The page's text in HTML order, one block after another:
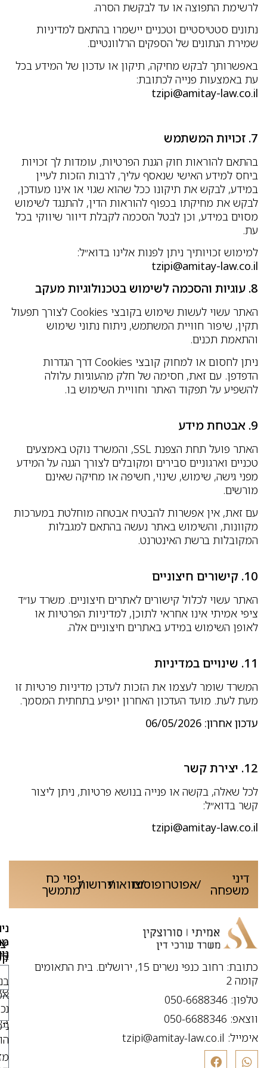
לרשימת התפוצה או עד לבקשת הסרה.
נתונים סטטיסטיים וטכניים יישמרו בהתאם למדיניות
שמירת הנתונים של הספקים הרלוונטיים.
באפשרותך לבקש מחיקה, תיקון או עדכון של המידע בכל
עת באמצעות פנייה לכתובת:
tzipi@amitay-law.co.il
7. זכויות המשתמש
בהתאם להוראות חוק הגנת הפרטיות, עומדות לך זכויות
ביחס למידע האישי שנאסף עליך, לרבות הזכות לעיין
במידע, לבקש את תיקונו ככל שהוא שגוי או אינו מעודכן,
לבקש את מחיקתו בכפוף להוראות הדין, להתנגד לשימוש
מסוים במידע, וכן לבטל הסכמה לקבלת דיוור שיווקי בכל
עת.
למימוש זכויותיך ניתן לפנות אלינו בדוא״ל:
tzipi@amitay-law.co.il
8. עוגיות והסכמה לשימוש בטכנולוגיות מעקב
האתר עשוי לעשות שימוש בקובצי Cookies לצורך תפעול
תקין, שיפור חוויית המשתמש, ניתוח נתוני שימוש
והתאמת תכנים.
ניתן לחסום או למחוק קובצי Cookies דרך הגדרות
הדפדפן. עם זאת, חסימה של חלק מהעוגיות עלולה
להשפיע על תפקוד האתר וחוויית השימוש בו.
9. אבטחת מידע
האתר פועל תחת הצפנת SSL, והמשרד נוקט באמצעים
טכניים וארגוניים סבירים ומקובלים לצורך הגנה על המידע
מפני גישה, שימוש, שינוי, חשיפה או מחיקה שאינם
מורשים.
עם זאת, אין אפשרות להבטיח אבטחה מוחלטת במערכות
מקוונות, והשימוש באתר נעשה בהתאם למגבלות
המקובלות ברשת האינטרנט.
10. קישורים חיצוניים
האתר עשוי לכלול קישורים לאתרים חיצוניים. משרד עו״ד
ציפי אמיתי אינו אחראי לתוכן, למדיניות הפרטיות או
לאופן השימוש במידע באתרים חיצוניים אלה.
11. שינויים במדיניות
המשרד שומר לעצמו את הזכות לעדכן מדיניות פרטיות זו
מעת לעת. מועד העדכון האחרון יופיע בתחתית המסמך.
עדכון אחרון: 06/05/2026
12. יצירת קשר
לכל שאלה, בקשה או פנייה בנושא פרטיות, ניתן ליצור
קשר בדוא״ל:
tzipi@amitay-law.co.il
דיני
משפחה /אפוטרופוסות
/צוואות
/ירושות
/יפוי כח
מתמשך
כתובת: רחוב כנפי נשרים 15, ירושלים. בית התאומים
קומה 2
טלפון: 050-6688346
ווצאפ: 050-6688346
אימייל: tzipi@amitay-law.co.il